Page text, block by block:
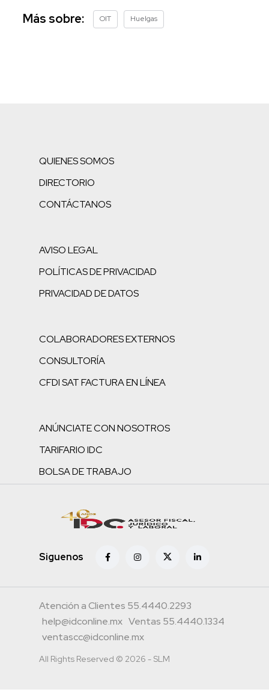
Más sobre: OIT Huelgas
QUIENES SOMOS
DIRECTORIO
CONTÁCTANOS
AVISO LEGAL
POLÍTICAS DE PRIVACIDAD
PRIVACIDAD DE DATOS
COLABORADORES EXTERNOS
CONSULTORÍA
CFDI SAT FACTURA EN LÍNEA
ANÚNCIATE CON NOSOTROS
TARIFARIO IDC
BOLSA DE TRABAJO
Siguenos
Atención a Clientes 55.4440.2293
help@idconline.mx Ventas 55.4440.1334
ventascc@idconline.mx
All Rights Reserved © 2026 - SLM